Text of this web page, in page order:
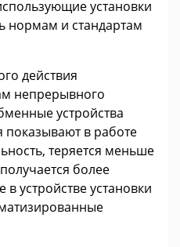
установки
нормам и стандартам
действия
непрерывного
устройства
показывают в работе
теряется меньше
более
устройстве установки